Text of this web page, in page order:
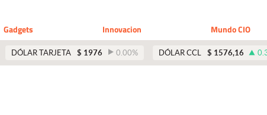
Gadgets Innovacion Mundo CIO
DÓLAR TARJETA $ 1976 0.00% DÓLAR CCL $ 1576,16